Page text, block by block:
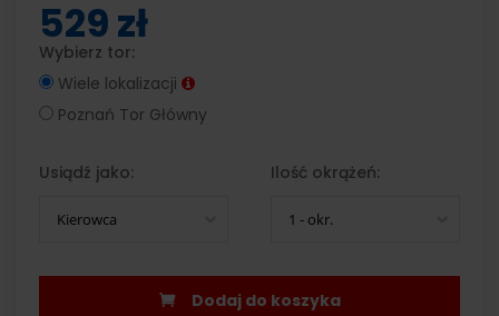
529 zł
Wybierz tor:
Wiele lokalizacji
Poznań Tor Główny
Usiądź jako:
Kierowca
Ilość okrążeń:
1 - okr.
Dodaj do koszyka